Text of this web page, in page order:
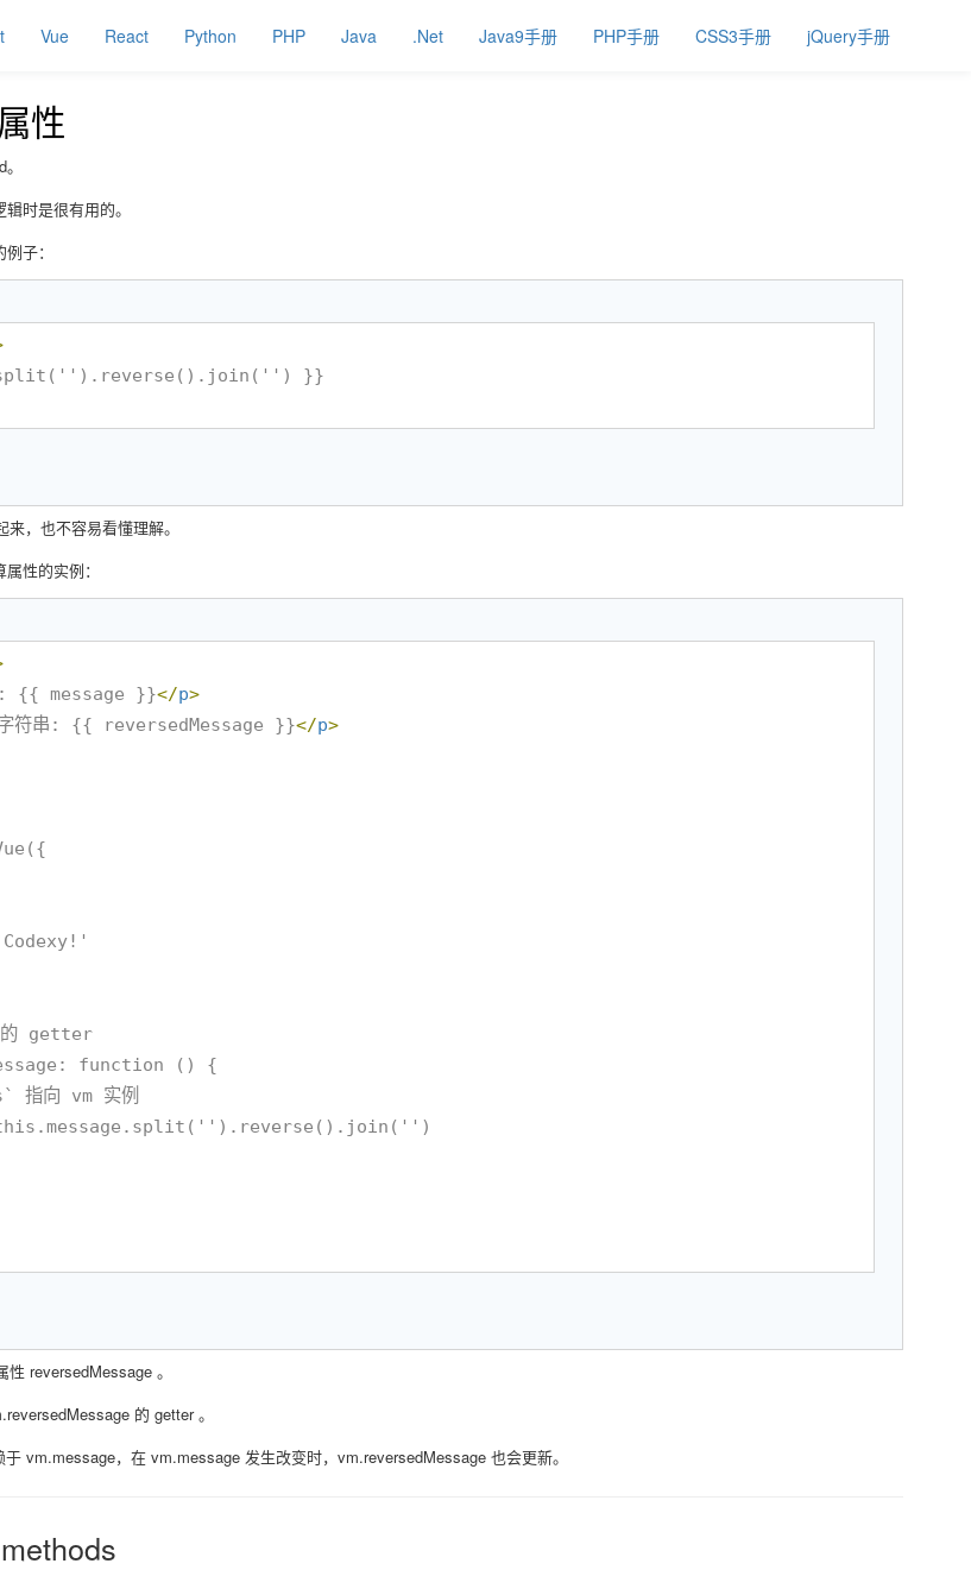
Vue React Python PHP Java .Net Java9手册 PHP手册 CSS3手册 jQuery手册
性
时是很有用的。
子：
，也不容易看懂理解。
性的实例：
: {{ message }}</p>
字符串: {{ reversedMessage }}</p>
reversedMessage 。
的 getter 。
vm.message，在 vm.message 发生改变时，vm.reversedMessage 也会更新。